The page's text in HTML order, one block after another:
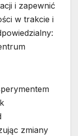
i zapewnić
w trakcie i
zmiany